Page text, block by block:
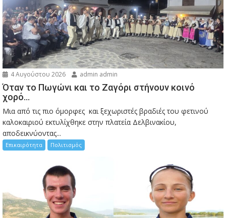
4 Αυγούστου 2026 admin admin
Όταν το Πωγώνι και το Ζαγόρι στήνουν κοινό
χορό…
Μια από τις πιο όμορφες και ξεχωριστές βραδιές του φετινού
καλοκαιριού εκτυλίχθηκε στην πλατεία Δελβινακίου,
αποδεικνύοντας...
Επικαιρότητα Πολιτισμός